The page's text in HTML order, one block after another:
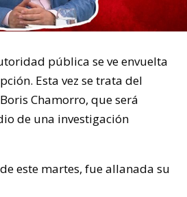
pública se ve envuelta
Esta vez se trata del
Chamorro, que será
de una investigación
este martes, fue allanada su